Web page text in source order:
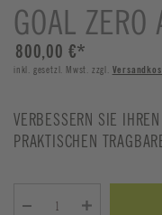
GOAL ZERO
800,00 €*
inkl. gesetzl. Mwst. zzgl.
VERBESSERN SIE
PRAKTISCHEN